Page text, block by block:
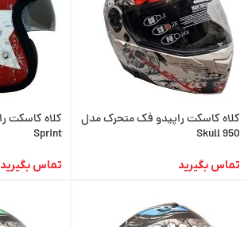
کلاه کاسکت راپیدو فک متحرک مدل
Skull 950
تماس بگیرید
Sprint
تماس بگیرید